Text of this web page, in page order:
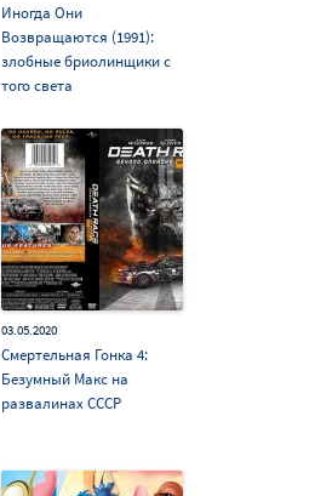
Иногда Они
Возвращаются (1991):
злобные бриолинщики с
того света
03.05.2020
Смертельная Гонка 4:
Безумный Макс на
развалинах СССР